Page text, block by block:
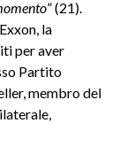
” (21).
la
per aver
Partito
membro del